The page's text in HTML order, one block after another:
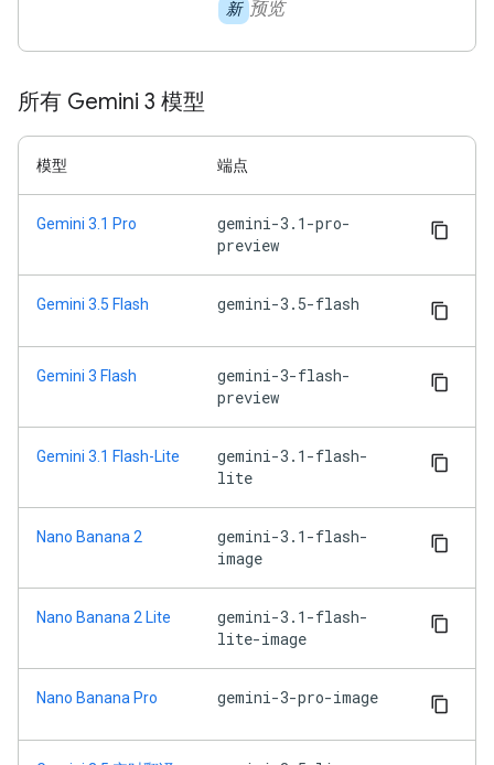
新 预览
所有 Gemini 3 模型
模型 端点
Gemini 3.1 Pro
gemini-3.1-pro-
preview
Gemini 3.5 Flash gemini-3.5-flash
Gemini 3 Flash
gemini-3-flash-
preview
Gemini 3.1 Flash-Lite
gemini-3.1-flash-
lite
Nano Banana 2
gemini-3.1-flash-
image
Nano Banana 2 Lite
gemini-3.1-flash-
lite-image
Nano Banana Pro gemini-3-pro-image